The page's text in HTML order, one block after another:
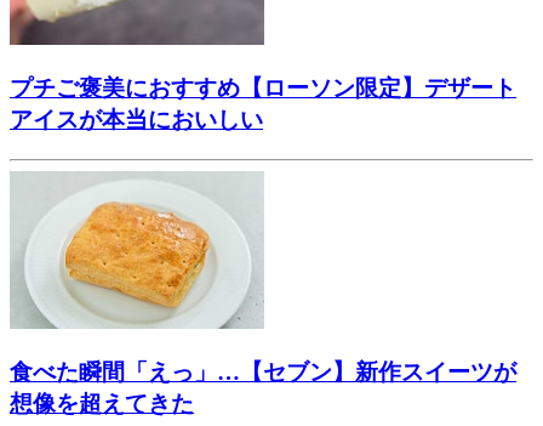
プチご褒美におすすめ【ローソン限定】デザート
アイスが本当においしい
食べた瞬間「えっ」…【セブン】新作スイーツが
想像を超えてきた